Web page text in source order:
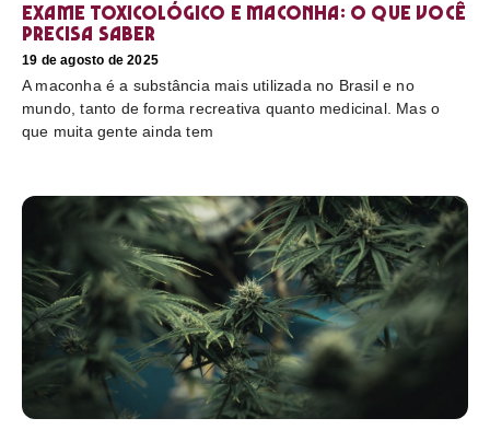
Exame toxicológico e maconha: o que você
precisa saber
19 de agosto de 2025
A maconha é a substância mais utilizada no Brasil e no
mundo, tanto de forma recreativa quanto medicinal. Mas o
que muita gente ainda tem